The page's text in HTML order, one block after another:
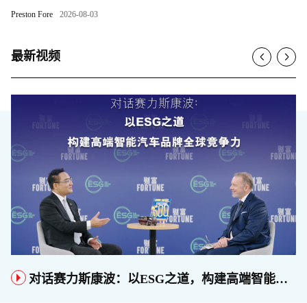
Preston Fore 2026-08-03
最新视频
对话赛力斯康波：以ESG之道，构建高端智能汽车品牌全球竞争力